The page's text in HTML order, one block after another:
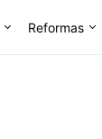
Reformas